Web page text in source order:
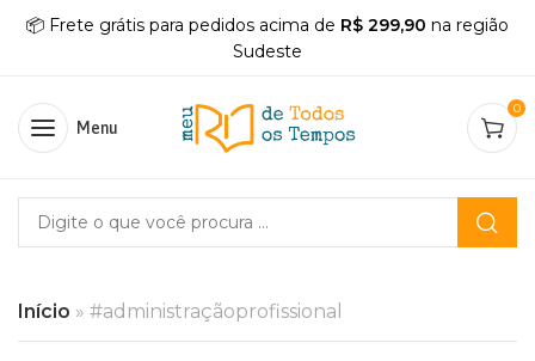
📦 Frete grátis para pedidos acima de R$ 299,90 na região
Sudeste
Menu
0
Início » #administraçãoprofissional